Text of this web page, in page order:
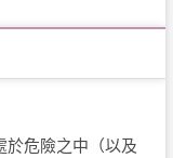
於危險之中（以及